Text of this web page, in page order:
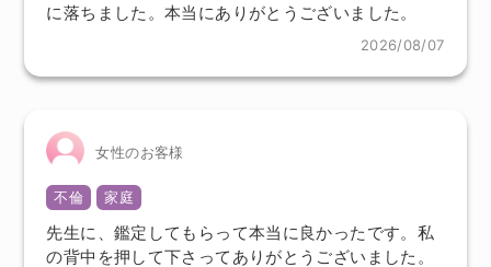
に落ちました。本当にありがとうございました。
2026/08/07
女性のお客様
不倫 家庭
先生に、鑑定してもらって本当に良かったです。私
の背中を押して下さってありがとうございました。